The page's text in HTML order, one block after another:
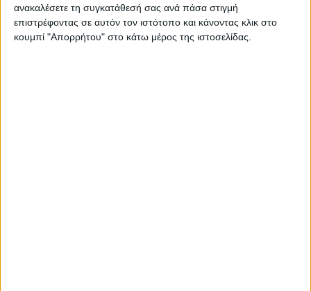
ανακαλέσετε τη συγκατάθεσή σας ανά πάσα στιγμή
επιστρέφοντας σε αυτόν τον ιστότοπο και κάνοντας κλικ στο
κουμπί "Απορρήτου" στο κάτω μέρος της ιστοσελίδας.
έλαβε χώρα σύσκεψη των υπουργών Υγείας
όλων των ομοσπονδιακών κρατιδίων, υπό
τον υπουργό Υγείας, Γενς Σπανς.